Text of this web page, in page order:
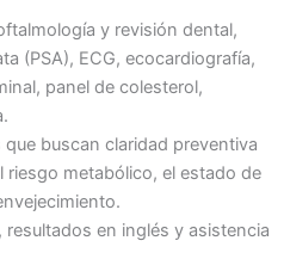
y revisión dental,
(PSA), ECG, ecocardiografía,
panel de colesterol,
buscan claridad preventiva
riesgo metabólico, el estado de
en inglés y asistencia